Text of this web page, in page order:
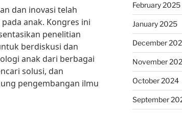
dan inovasi telah
anak. Kongres ini
penelitian
berdiskusi dan
anak dari berbagai
solusi, dan
pengembangan ilmu
February 2025
January 2025
December
November
October 2024
September